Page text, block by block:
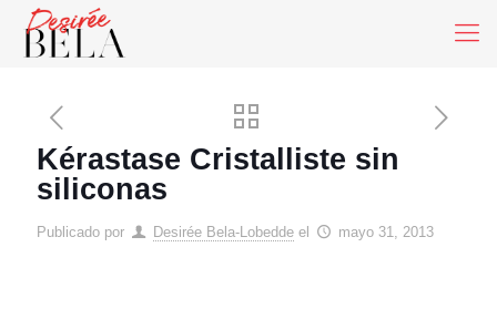
Kérastase Cristalliste sin
siliconas
Publicado por Desirée Bela-Lobedde el mayo 31, 2013